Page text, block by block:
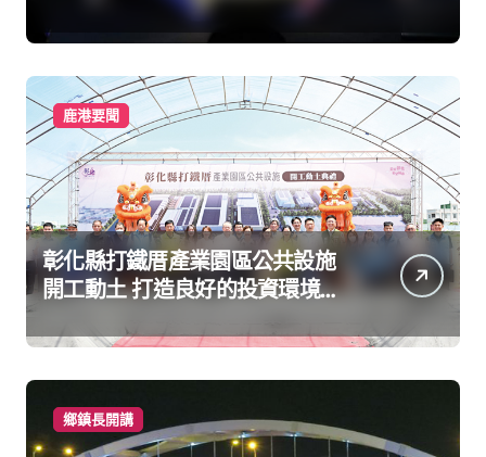
鹿港要聞
彰化縣打鐵厝產業園區公共設施
開工動土 打造良好的投資環境讓
鄉鎮長開講